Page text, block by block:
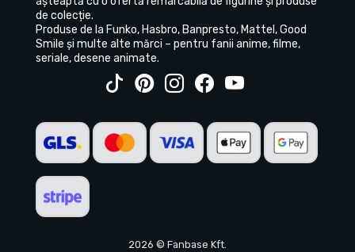
de colecție.
Produse de la Funko, Hasbro, Banpresto, Mattel, Good
Smile și multe alte mărci – pentru fanii anime, filme,
seriale, desene animate.
2026 © Fanbase Kft.